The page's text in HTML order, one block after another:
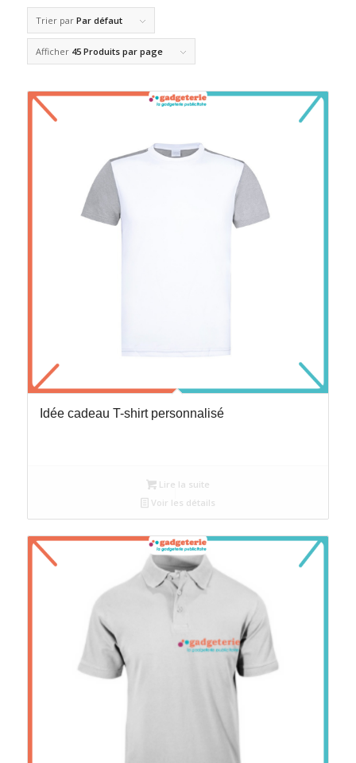
Trier par Par défaut
Afficher 45 Produits par page
Idée cadeau T-shirt personnalisé
Lire la suite
Voir les détails